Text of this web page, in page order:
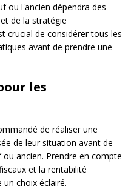
ou l'ancien dépendra des
de la stratégie
crucial de considérer tous les
avant de prendre une
les
de réaliser une
de leur situation avant de
ancien. Prendre en compte
et la rentabilité
choix éclairé.